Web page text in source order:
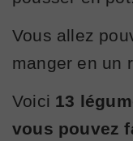
Vous allez
manger en un
Voici 13
vous pouvez